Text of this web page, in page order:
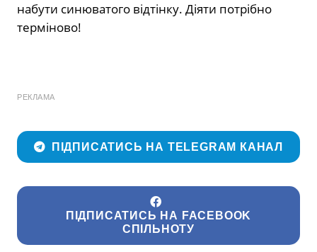
набути синюватого відтінку. Діяти потрібно
терміново!
РЕКЛАМА
ПІДПИСАТИСЬ НА TELEGRAM КАНАЛ
ПІДПИСАТИСЬ НА FACEBOOK
СПІЛЬНОТУ